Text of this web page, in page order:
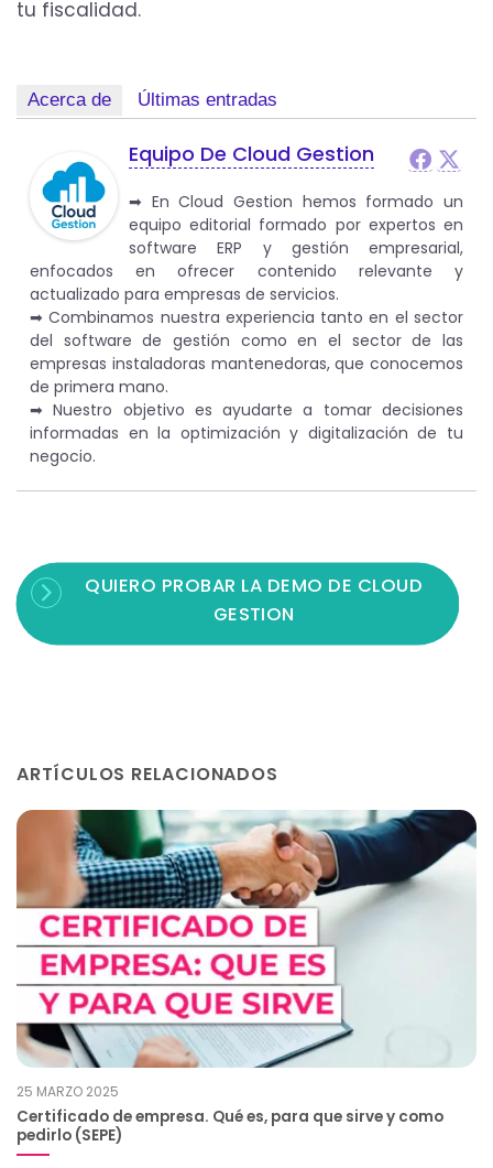
tu fiscalidad.
Acerca de Últimas entradas
Equipo De Cloud Gestion
➡︎ En Cloud Gestion hemos formado un
equipo editorial formado por expertos en
software ERP y gestión empresarial,
enfocados en ofrecer contenido relevante y
actualizado para empresas de servicios.
➡︎ Combinamos nuestra experiencia tanto en el sector
del software de gestión como en el sector de las
empresas instaladoras mantenedoras, que conocemos
de primera mano.
➡︎ Nuestro objetivo es ayudarte a tomar decisiones
informadas en la optimización y digitalización de tu
negocio.
QUIERO PROBAR LA DEMO DE CLOUD
GESTION
ARTÍCULOS RELACIONADOS
25 MARZO 2025
Certificado de empresa. Qué es, para que sirve y como
pedirlo (SEPE)